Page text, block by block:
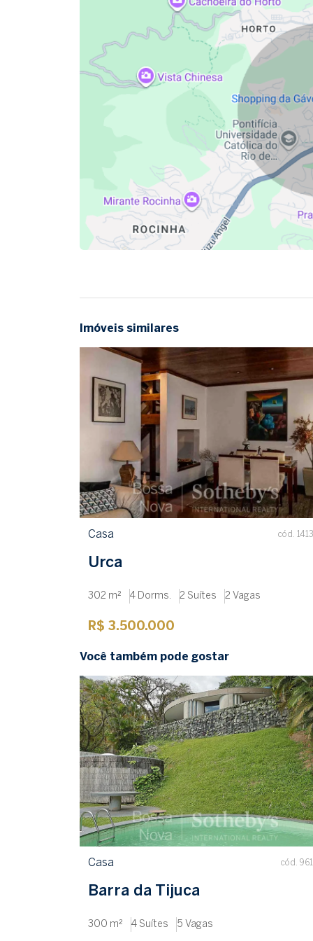
Imóveis similares
Casa cód.
Urca
302 m² 4 Dorms. 2 Suítes 2 Vagas
R$ 3.500.000
Você também pode gostar
Casa cód.
Barra da Tijuca
300 m² 4 Suítes 5 Vagas